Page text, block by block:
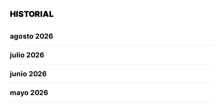
HISTORIAL
agosto 2026
julio 2026
junio 2026
mayo 2026